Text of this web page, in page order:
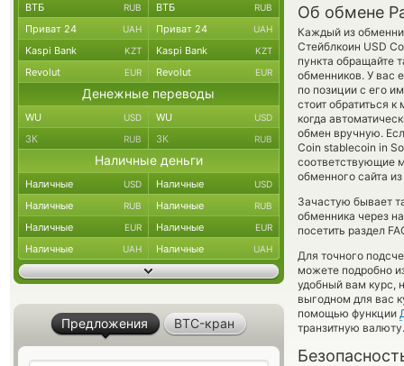
Об обмене
Каждый из
Стейблкоин USD
пункта обращайте
обменников. У вас
по позиции с его
стоит обратиться
когда
обмен вручную.
Coin stablecoin in
соответствующие
обменного сайта
Зачастую бывает
обменника через
посетить раздел
Для точного
можете подробно
удобный вам курс,
выгодном для вас
помощью функции
транзитную валюту.
ВТБ RUB ВТБ RUB
Приват 24 UAH Приват 24 UAH
Kaspi Bank KZT Kaspi Bank KZT
Revolut EUR Revolut EUR
Денежные переводы
WU USD WU USD
ЗК RUB ЗК RUB
Наличные деньги
Наличные USD Наличные USD
Наличные RUB Наличные RUB
Наличные EUR Наличные EUR
Наличные UAH Наличные UAH
Предложения BTC-кран